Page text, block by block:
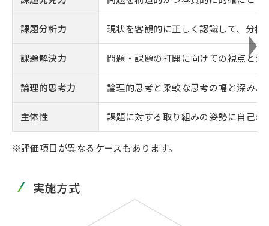
課題分析力 現状を客観的に正しく認識して、分析
課題解決力 問題・課題の打開に向けての視点と企
論理的思考力 論理的思考と柔軟な思考の幅と深み
主体性 課題に対する取り組みの姿勢に自己の
評価項目が異なるケースもあります。
実施方式